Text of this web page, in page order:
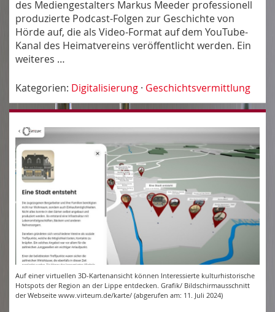
des Mediengestalters Markus Meeder professionell
produzierte Podcast-Folgen zur Geschichte von
Hörde auf, die als Video-Format auf dem YouTube-
Kanal des Heimatvereins veröffentlicht werden. Ein
weiteres …
Kategorien: Digitalisierung · Geschichtsvermittlung
Auf einer virtuellen 3D-Kartenansicht können Interessierte kulturhistorische
Hotspots der Region an der Lippe entdecken. Grafik/ Bildschirmausschnitt
der Webseite www.virteum.de/karte/ (abgerufen am: 11. Juli 2024)